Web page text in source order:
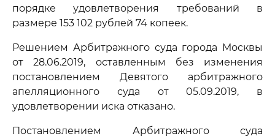
порядке удовлетворения требований в
размере 153 102 рублей 74 копеек.
Решением Арбитражного суда города Москвы
от 28.06.2019, оставленным без изменения
постановлением Девятого арбитражного
апелляционного суда от 05.09.2019, в
удовлетворении иска отказано.
Постановлением Арбитражного суда